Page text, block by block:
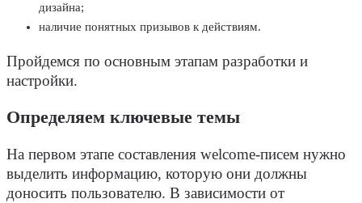
дизайна;
наличие понятных призывов к действиям.
Пройдемся по основным этапам разработки и
настройки.
Определяем ключевые темы
На первом этапе составления welcome-писем нужно
выделить информацию, которую они должны
доносить пользователю. В зависимости от